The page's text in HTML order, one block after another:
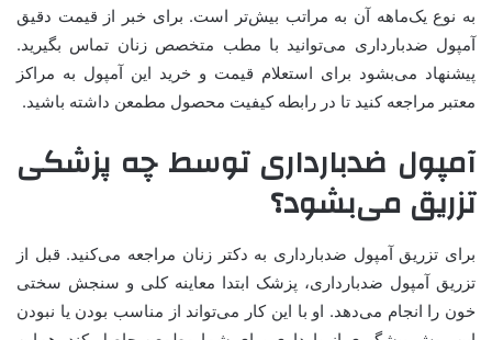
به نوع یک‌ماهه آن به مراتب بیش‌تر است. برای خبر از قیمت دقیق
آمپول ضدبارداری می‌توانید با مطب متخصص زنان تماس بگیرید.
پیشنهاد می‌بشود برای استعلام قیمت و خرید این آمپول به مراکز
معتبر مراجعه کنید تا در رابطه کیفیت محصول مطمعن داشته باشید.
آمپول ضدبارداری توسط چه پزشکی
تزریق می‌بشود؟
برای تزریق آمپول ضدبارداری به دکتر زنان مراجعه می‌کنید. قبل از
تزریق آمپول ضدبارداری، پزشک ابتدا معاینه کلی و سنجش سختی
خون را انجام می‌دهد. او با این کار می‌تواند از مناسب بودن یا نبودن